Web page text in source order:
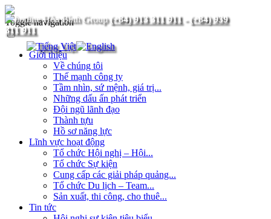
(+84) 913 311 911- (+84) 939
311 911
Toggle navigation
Giới thiệu
Về chúng tôi
Thế mạnh công ty
Tầm nhìn, sứ mệnh, giá trị...
Những dấu ấn phát triển
Đội ngũ lãnh đạo
Thành tựu
Hồ sơ năng lực
Lĩnh vực hoạt động
Tổ chức Hội nghị – Hội...
Tổ chức Sự kiện
Cung cấp các giải pháp quảng...
Tổ chức Du lịch – Team...
Sản xuất, thi công, cho thuê...
Tin tức